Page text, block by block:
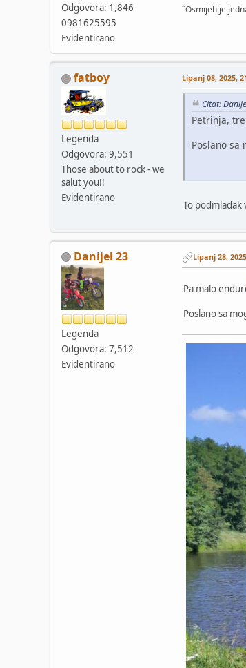
Odgovora: 1,846
0981625595
Evidentirano
˝Osmijeh je
fatboy
Legenda
Odgovora: 9,551
Those about to rock - we
salut you!!
Evidentirano
Lipanj 08, 2025,
Citat:
Petrinja,
Poslano sa
To podmladak
Danijel 23
Legenda
Odgovora: 7,512
Evidentirano
Lipanj 28,
Pa malo
Poslano sa